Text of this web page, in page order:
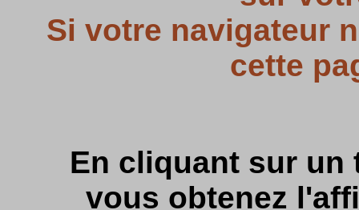
Si votre navigateur
cette
En cliquant sur un
vous obtenez